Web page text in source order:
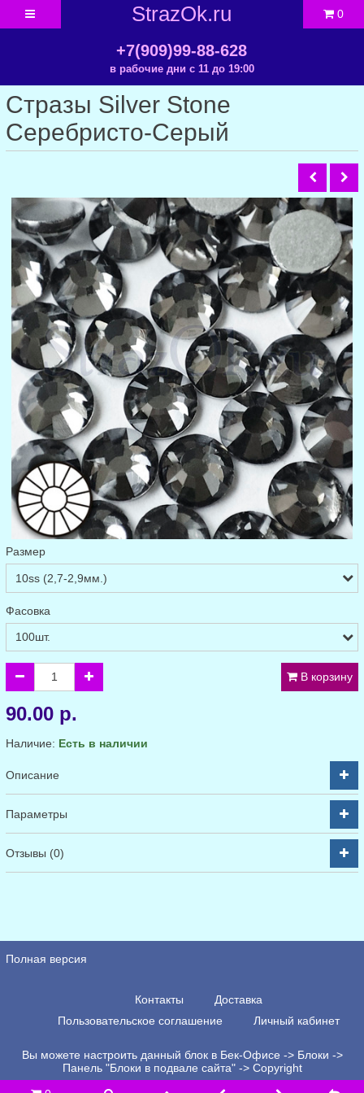
StrazOk.ru
+7(909)99-88-628
в рабочие дни с 11 до 19:00
0
Стразы Silver Stone
Серебристо-Серый
Размер
Фасовка
В корзину
90.00 р.
Наличие: Есть в наличии
Описание
Параметры
Отзывы (0)
Полная версия
Контакты
Доставка
Пользовательское соглашение
Личный кабинет
Вы можете настроить данный блок в Бек-Офисе -> Блоки ->
Панель "Блоки в подвале сайта" -> Copyright